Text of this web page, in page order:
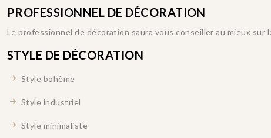
PROFESSIONNEL DE DÉCORATION
Le professionnel de décoration saura vous conseiller au mieux
STYLE DE DÉCORATION
Style bohème
Style industriel
Style minimaliste